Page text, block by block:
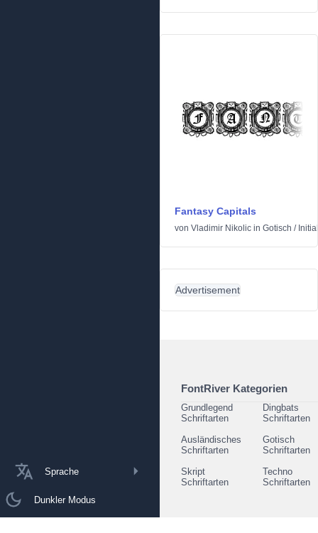
Sprache
Dunkler Modus
Fantasy Capitals
von Vladimir Nikolic in Gotisch /
Advertisement
FontRiver Kategorien
Grundlegend
Schriftarten
Dingbats
Schriftarten
Ausländisches
Schriftarten
Gotisch
Schriftarten
Skript
Schriftarten
Techno
Schriftarten